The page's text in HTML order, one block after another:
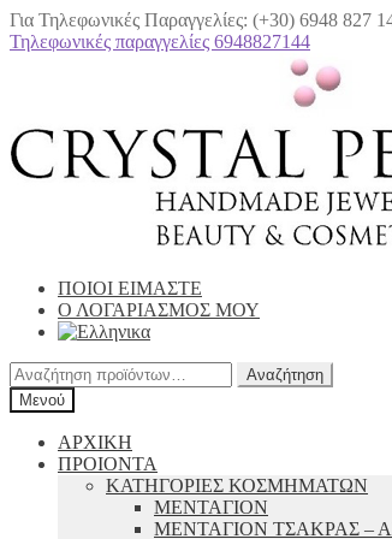
Για Τηλεφωνικές Παραγγελίες: (+30) 6948 827
Τηλεφωνικές παραγγελίες 6948827144
πλοήγηση
ΠΟΙΟΙ ΕΙΜΑΣΤΕ
Ο ΛΟΓΑΡΙΑΣΜΟΣ ΜΟΥ
Αναζήτηση
για:
Αναζήτηση
Μενού
ΑΡΧΙΚΗ
ΠΡΟΙΟΝΤΑ
ΚΑΤΗΓΟΡΙΕΣ ΚΟΣΜΗΜΑΤΩΝ
ΜΕΝΤΑΓΙΟΝ
ΜΕΝΤΑΓΙΟΝ ΤΣΑΚΡΑΣ –